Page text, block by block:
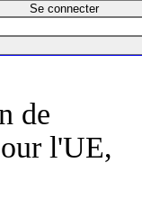
Se connecter
de
l'UE,